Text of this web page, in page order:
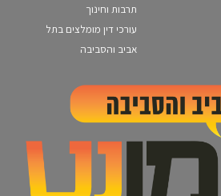
תרבות וחינוך
עורכי דין מומלצים בתל
אביב והסביבה